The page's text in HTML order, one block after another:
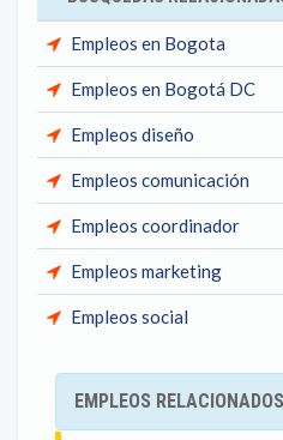
Empleos en Bogota
Empleos en Bogotá DC
Empleos diseño
Empleos comunicación
Empleos coordinador
Empleos marketing
Empleos social
EMPLEOS RELACIONADOS